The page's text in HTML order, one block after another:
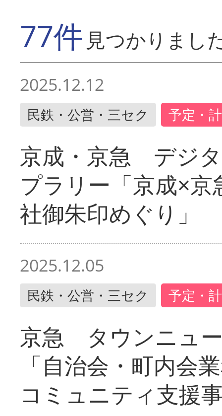
77件 見つかりまし
2025.12.12
民鉄・公営・三セク 予定・
京成・京急 デジ
プラリー「京成×
社御朱印めぐり」
2025.12.05
民鉄・公営・三セク 予定・
京急 タウンニュ
「自治会・町内会
コミュニティ支援